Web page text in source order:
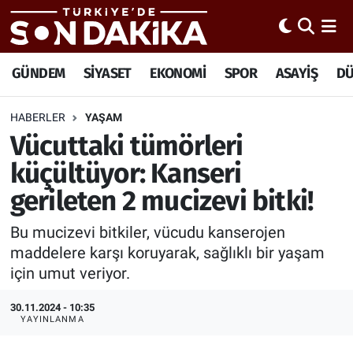
GÜNDEM SİYASET EKONOMİ SPOR ASAYİŞ
HABERLER YAŞAM
Vücuttaki tümörleri
küçültüyor: Kanseri
gerileten 2 mucizevi bitki!
Bu mucizevi bitkiler, vücudu kanserojen
maddelere karşı koruyarak, sağlıklı bir yaşam
için umut veriyor.
30.11.2024 - 10:35
YAYINLANMA
Trafik Durumu
Süper Lig Puan Durumu ve Fikstür
Tüm Manşetler
Haber Arşivi